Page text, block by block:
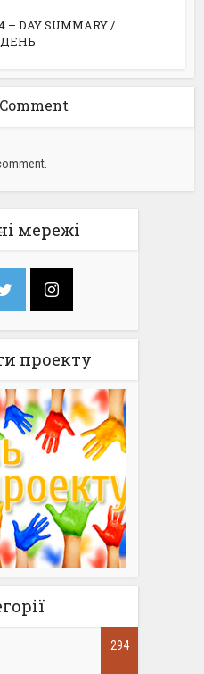
– DAY SUMMARY /
ДЕНЬ
мережі
проекту
294